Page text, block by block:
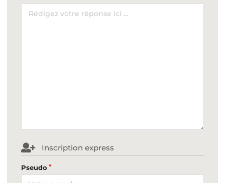
Inscription express
Pseudo